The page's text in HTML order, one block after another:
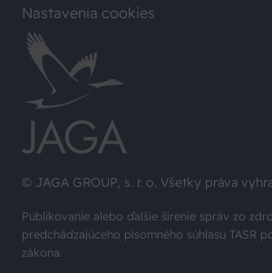
© JAGA GROUP, s. r. o. Všetky práva
Publikovanie alebo ďalšie šírenie správ zo
predchádzajúceho písomného súhlasu TASR
zákona.
Nastavenia cookies